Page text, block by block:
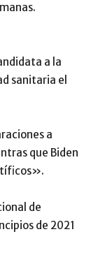
a la
sanitaria el
a
que Biden
de
de 2021